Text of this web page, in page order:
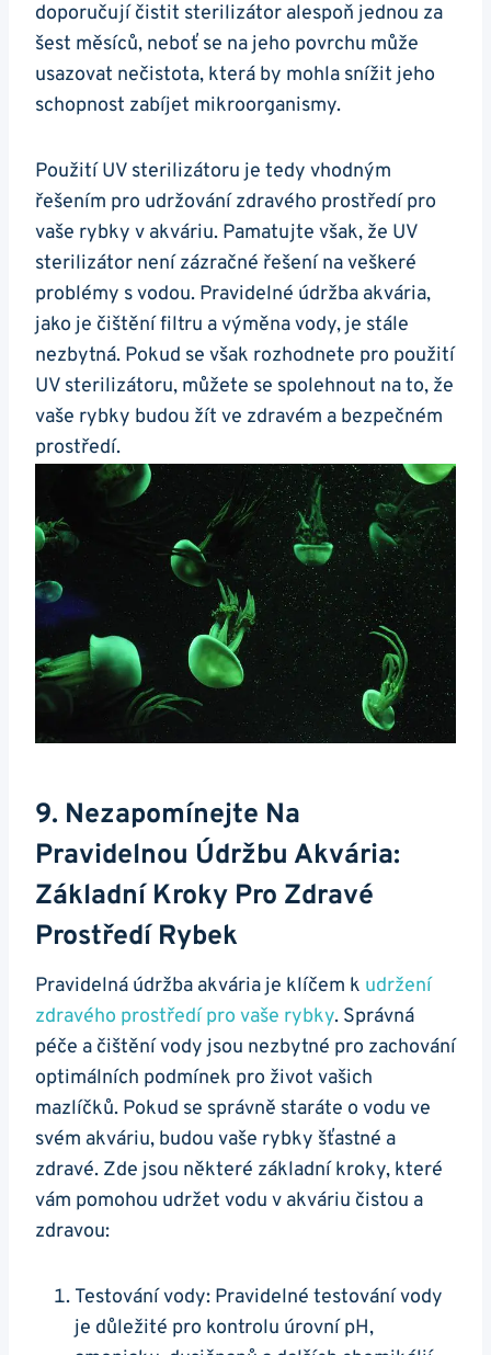
⁣doporučují čistit sterilizátor ⁣alespoň​ jednou⁢ za
šest měsíců, neboť se na jeho povrchu může
usazovat‌ nečistota, která by mohla snížit⁢ jeho
⁣schopnost ⁢zabíjet mikroorganismy.
Použití UV sterilizátoru je ⁢tedy vhodným
řešením pro ⁢udržování zdravého prostředí pro
vaše rybky v akváriu. Pamatujte však,⁢ že UV
sterilizátor není ⁢zázračné řešení na veškeré
problémy s vodou. Pravidelné údržba akvária,
jako​ je čištění filtru a⁢ výměna ⁤vody, je stále
nezbytná. Pokud se však rozhodnete pro ‍použití
UV sterilizátoru, můžete se spolehnout na to, že
vaše ​rybky budou žít ve zdravém a bezpečném​
prostředí.
9. Nezapomínejte Na ​
Pravidelnou ⁣údržbu Akvária:
Základní Kroky Pro Zdravé
Prostředí Rybek
Pravidelná údržba⁢ akvária je ⁤klíčem k udržení
zdravého prostředí pro vaše rybky. ‌Správná
péče a čištění vody jsou nezbytné pro zachování
optimálních podmínek ⁣pro život vašich
mazlíčků. Pokud se správně staráte o vodu ve
svém akváriu, budou vaše rybky šťastné a⁢
zdravé. Zde jsou některé základní kroky,‌ které
vám pomohou udržet vodu v akváriu čistou a
zdravou:
Testování vody: Pravidelné​ testování vody
je důležité pro kontrolu ‌úrovní pH,